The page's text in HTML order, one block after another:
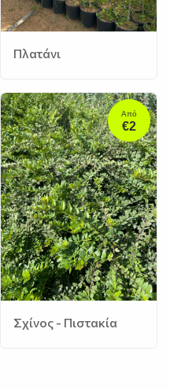
Πλατάνι
Σχίνος - Πιστακία
Από
€2